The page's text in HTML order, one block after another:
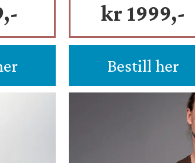
kr 1999,-
Bestill her